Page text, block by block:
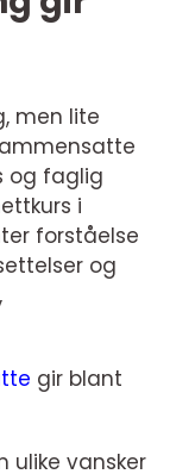
men lite
og faglig
i
forståelse
og
gir blant
ulike vansker